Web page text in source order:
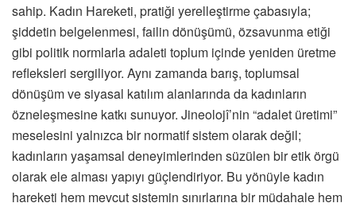
sahip. Kadın Hareketi, pratiği yerelleştirme çabasıyla;
şiddetin belgelenmesi, failin dönüşümü, özsavunma etiği
gibi politik normlarla adaleti toplum içinde yeniden üretme
refleksleri sergiliyor. Aynı zamanda barış, toplumsal
dönüşüm ve siyasal katılım alanlarında da kadınların
özneleşmesine katkı sunuyor. Jineolojî’nin “adalet üretimi”
meselesini yalnızca bir normatif sistem olarak değil;
kadınların yaşamsal deneyimlerinden süzülen bir etik örgü
olarak ele alması yapıyı güçlendiriyor. Bu yönüyle kadın
hareketi hem mevcut sistemin sınırlarına bir müdahale hem